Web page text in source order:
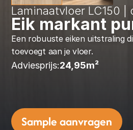
Laminaatvloer LC150 |
Eik markant
Adviesprijs:24,95m²
Een robuuste eiken uitstraling
toevoegt aan je vloer.
Sample aanvragen